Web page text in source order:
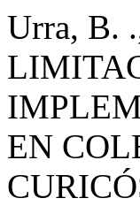
Urra, B.
EN